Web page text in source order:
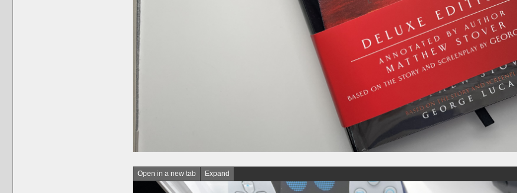
Open in a new tab Expand